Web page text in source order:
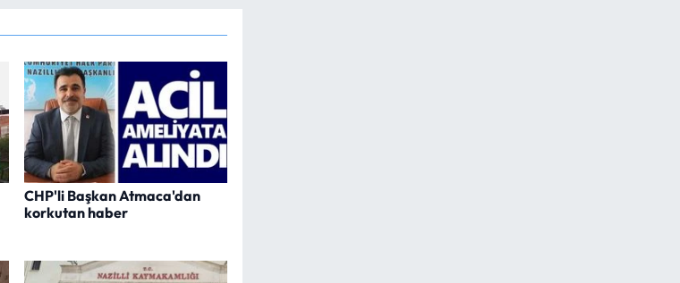
CHP'li Başkan Atmaca'dan
korkutan haber